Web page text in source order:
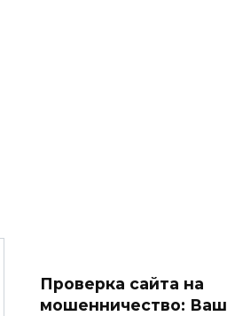
Проверка сайта на
мошенничество: Ваш